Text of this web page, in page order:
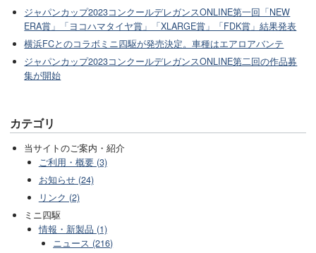
ジャパンカップ2023コンクールデレガンスONLINE第一回「NEW
ERA賞」「ヨコハマタイヤ賞」「XLARGE賞」「FDK賞」結果発表
横浜FCとのコラボミニ四駆が発売決定。車種はエアロアバンテ
ジャパンカップ2023コンクールデレガンスONLINE第二回の作品募
集が開始
カテゴリ
当サイトのご案内・紹介
ご利用・概要 (3)
お知らせ (24)
リンク (2)
ミニ四駆
情報・新製品 (1)
ニュース (216)